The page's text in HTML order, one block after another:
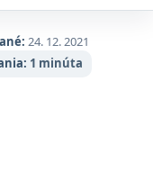
24. 12. 2021
1 minúta